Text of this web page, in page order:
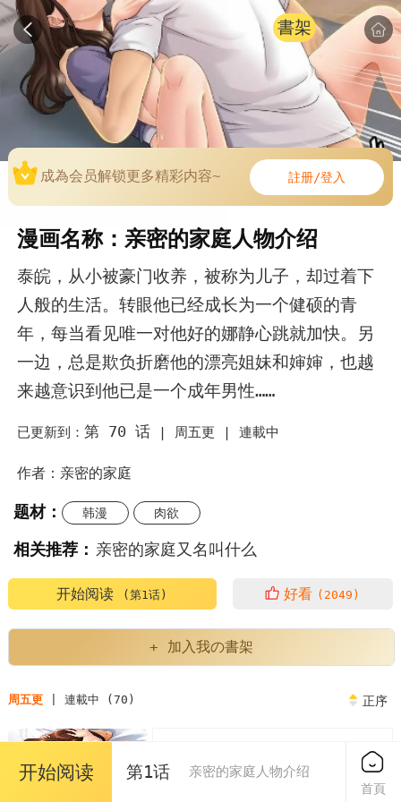
書架
成為会员解锁更多精彩内容~ 註册/登入
漫画名称：亲密的家庭人物介绍
泰皖，从小被豪门收养，被称为儿子，却过着下
人般的生活。转眼他已经成长为一个健硕的青
年，每当看见唯一对他好的娜静心跳就加快。另
一边，总是欺负折磨他的漂亮姐妹和婶婶，也越
来越意识到他已是一个成年男性……
已更新到： 第 70 话| 周五更 | 連載中
作者：亲密的家庭
题材： 韩漫 肉欲
相关推荐： 亲密的家庭又名叫什么
亲密的家庭漫画为什么不更新了 亲密的家庭繁体
亲密的家庭又叫什么
亲密的家庭泰民
亲密的家庭或者朋友中的评价表现了
开始阅读 (第1话) 好看 (2049)
+ 加入我の書架
周五更| 連載中 (70) 正序
2023/04/07
免费
开始阅读 第1话 亲密的家庭人物介绍
首頁